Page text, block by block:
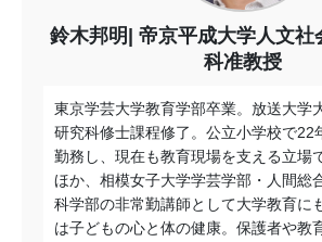
鈴木邦明
帝京平成大学人文社
科准教授
東京学芸大学教育学部卒業。放送大学
研究科修士課程修了。公立小学校で22
勤務し、現在も教育現場を支える立場
ほか、相模女子大学学芸学部・人間総
科学部の非常勤講師として大学教育に
は子どもの心と体の健康。保護者や教